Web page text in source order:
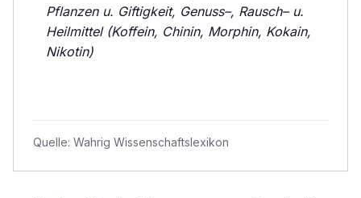
Pflanzen u. Giftigkeit, Genuss–, Rausch– u.
Heilmittel (Koffein, Chinin, Morphin, Kokain,
Nikotin)
Quelle: Wahrig Wissenschaftslexikon